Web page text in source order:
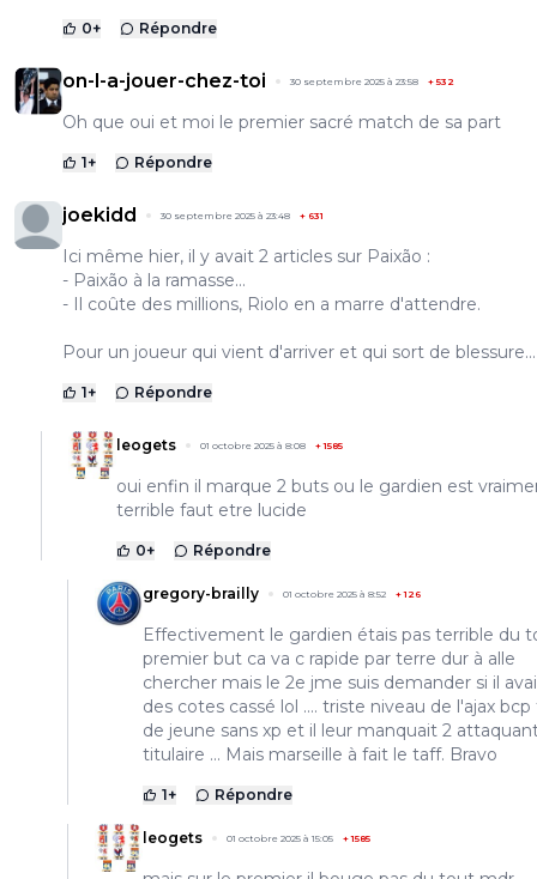
0+ Répondre
on-l-a-jouer-chez-toi 30 septembre 2025 à 23:58 + 532
Oh que oui et moi le premier sacré match de sa part
1+ Répondre
joekidd 30 septembre 2025 à 23:48 + 631
Ici même hier, il y avait 2 articles sur Paixão :
- Paixão à la ramasse...
- Il coûte des millions, Riolo en a marre d'attendre.
Pour un joueur qui vient d'arriver et qui sort de blessure...
1+ Répondre
leogets 01 octobre 2025 à 8:08 +1585
oui enfin il marque 2 buts ou le gardien est
terrible faut etre lucide
0+ Répondre
gregory-brailly 01 octobre 2025 à 8:52 +126
Effectivement le gardien étais pas terrible du
premier but ca va c rapide par terre dur à alle
chercher mais le 2e jme suis demander si il
des cotes cassé lol .... triste niveau de l'ajax
de jeune sans xp et il leur manquait 2
titulaire ... Mais marseille à fait le taff. Bravo
1+ Répondre
leogets 01 octobre 2025 à 15:05 +1585